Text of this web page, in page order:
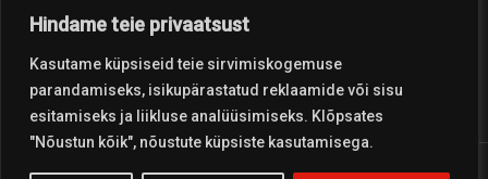
Hindame teie privaatsust
Kasutame küpsiseid teie sirvimiskogemuse
parandamiseks, isikupärastatud reklaamide või sisu
esitamiseks ja liikluse analüüsimiseks. Klõpsates
"Nõustun kõik", nõustute küpsiste kasutamisega.
Varaosat
Products